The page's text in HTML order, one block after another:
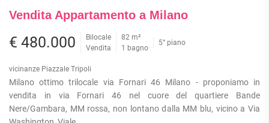
Vendita Appartamento a Milano
€ 480.000
Bilocale
Vendita
82 m²
1 bagno
5° piano
vicinanze Piazzale Tripoli
Milano ottimo trilocale via Fornari 46 Milano - proponiamo in
vendita in via Fornari 46 nel cuore del quartiere Bande
Nere/Gambara, MM rossa, non lontano dalla MM blu, vicino a Via